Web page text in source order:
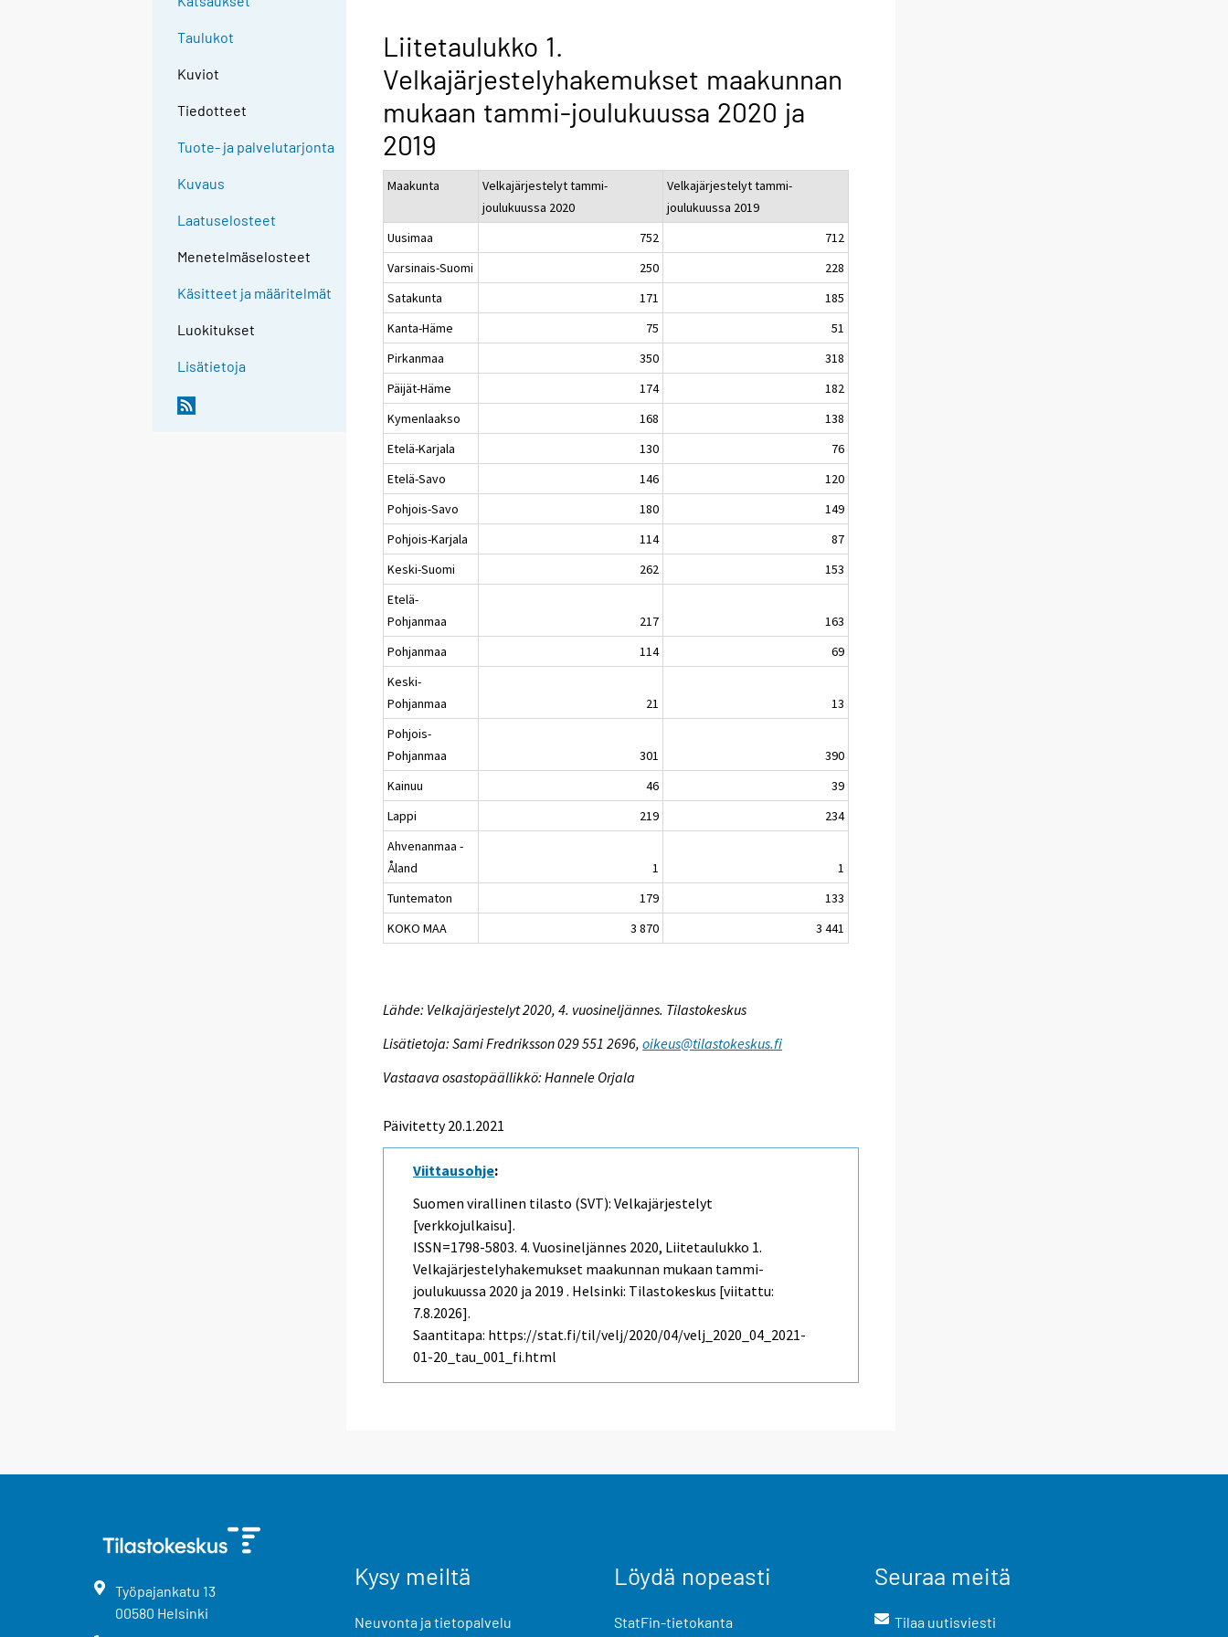
Taulukot
Kuviot
Tiedotteet
Tuote- ja palvelutarjonta
Kuvaus
Laatuselosteet
Menetelmäselosteet
Käsitteet ja määritelmät
Luokitukset
Lisätietoja
Liitetaulukko 1.
Velkajärjestelyhakemukset maakunnan
mukaan tammi-joulukuussa 2020 ja
2019
Maakunta
Velkajärjestelyt tammi-
joulukuussa 2020
Velkajärjestelyt tammi-
joulukuussa 2019
Uusimaa
752
712
Varsinais-Suomi
250
228
Satakunta
171
185
Kanta-Häme
75
51
Pirkanmaa
350
318
Päijät-Häme
174
182
Kymenlaakso
168
138
Etelä-Karjala
130
76
Etelä-Savo
146
120
Pohjois-Savo
180
149
Pohjois-Karjala
114
87
Keski-Suomi
262
153
Etelä-
Pohjanmaa
217
163
Pohjanmaa
114
69
Keski-
Pohjanmaa
21
13
Pohjois-
Pohjanmaa
301
390
Kainuu
46
39
Lappi
219
234
Ahvenanmaa -
Åland
1
1
Tuntematon
179
133
KOKO MAA
3 870 3 441
Lähde: Velkajärjestelyt 2020, 4. vuosineljännes. Tilastokeskus
Lisätietoja: Sami Fredriksson 029 551 2696,oikeus@tilastokeskus.fi
Vastaava osastopäällikkö: Hannele Orjala
Päivitetty 20.1.2021
Viittausohje:
Suomen virallinen tilasto (SVT): Velkajärjestelyt
[verkkojulkaisu].
ISSN=1798-5803. 4. Vuosineljännes 2020, Liitetaulukko 1.
Velkajärjestelyhakemukset maakunnan mukaan tammi-
joulukuussa 2020 ja 2019 . Helsinki: Tilastokeskus [viitattu:
7.8.2026].
Saantitapa: https://stat.fi/til/velj/2020/04/velj_2020_04_2021-
01-20_tau_001_fi.html
Työpajankatu 13
00580 Helsinki
Kysy meiltä
Neuvonta ja tietopalvelu
Löydä nopeasti
StatFin-tietokanta
Seuraa meitä
Tilaa uutisviesti